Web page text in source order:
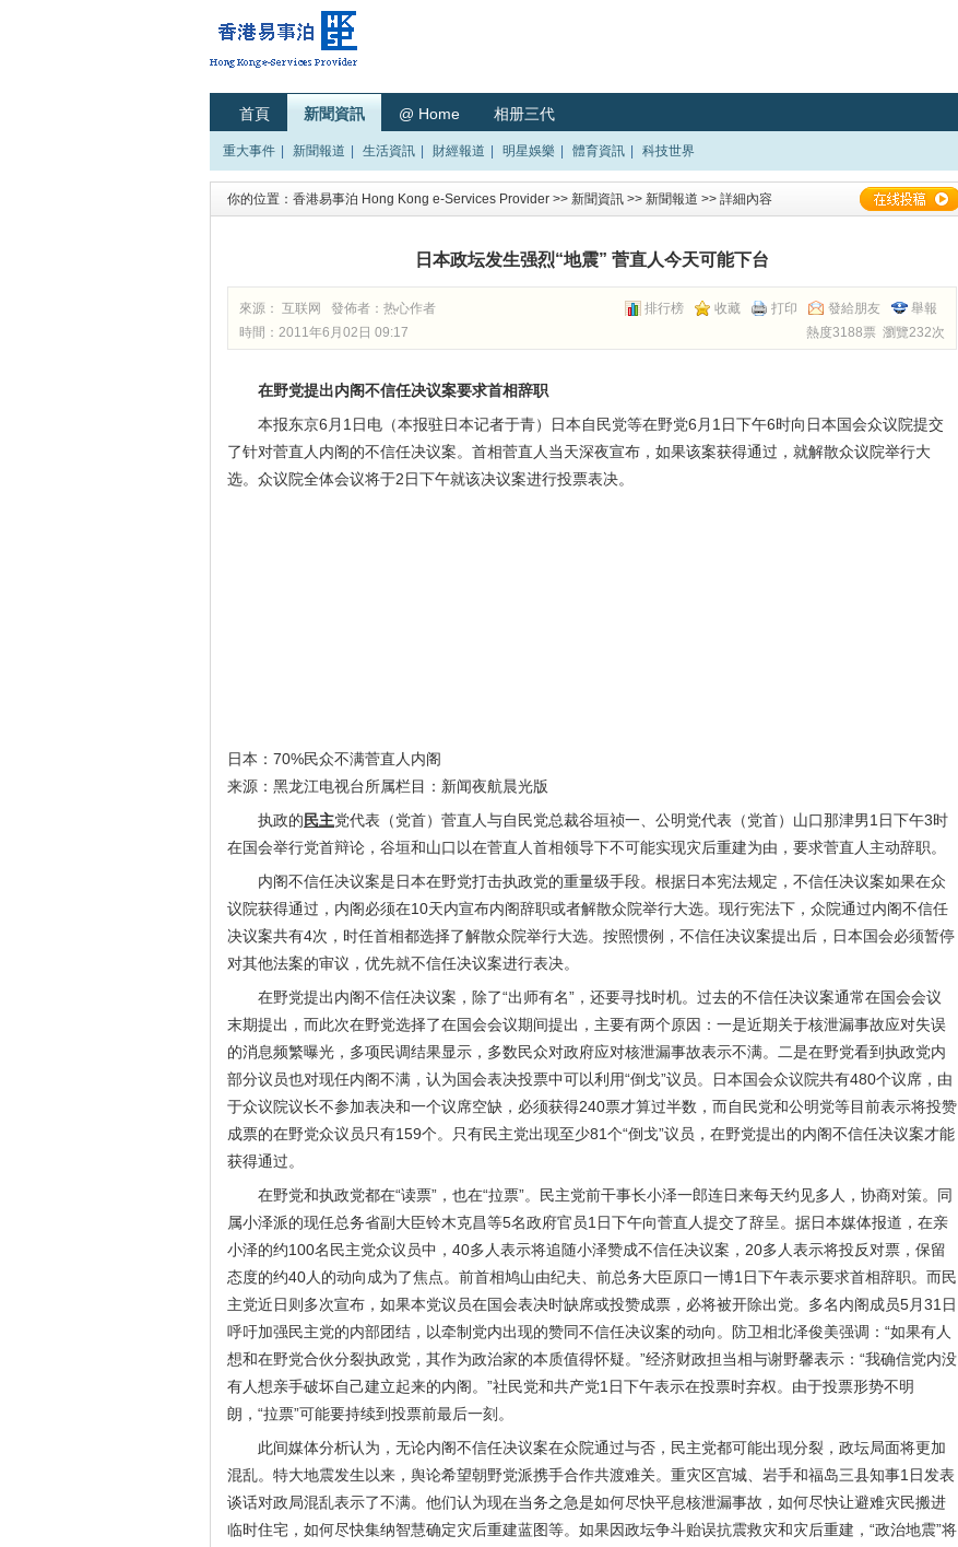
首頁 新聞資訊 @ Home 相册三代
重大事件 新聞報道 生活資訊 財經報道 明星娛樂 體育資訊 科技世界
你的位置： 香港易事泊 Hong Kong e-Services Provider >> 新聞資訊 >> 新聞報道 >> 詳細內容
日本政坛发生强烈“地震” 菅直人今天可能下台
排行榜 收藏 打印 發給朋友 舉報
來源： 互联网 發佈者： 热心作者
熱度3188票 瀏覽232次
時間：2011年6月02日 09:17
在野党提出内阁不信任决议案要求首相辞职
本报东京6月1日电（本报驻日本记者于青）日本自民党等在野党6月1日下午6时向日本国会众议院提交
了针对菅直人内阁的不信任决议案。首相菅直人当天深夜宣布，如果该案获得通过，就解散众议院举行大
选。众议院全体会议将于2日下午就该决议案进行投票表决。
日本：70%民众不满菅直人内阁
来源：黑龙江电视台所属栏目： 新闻夜航晨光版
执政的民主党代表（党首）菅直人与自民党总裁谷垣祯一、公明党代表（党首）山口那津男1日下午3时
在国会举行党首辩论，谷垣和山口以在菅直人首相领导下不可能实现灾后重建为由，要求菅直人主动辞职。
内阁不信任决议案是日本在野党打击执政党的重量级手段。根据日本宪法规定，不信任决议案如果在众
议院获得通过，内阁必须在10天内宣布内阁辞职或者解散众院举行大选。现行宪法下，众院通过内阁不信任
决议案共有4次，时任首相都选择了解散众院举行大选。按照惯例，不信任决议案提出后，日本国会必须暂停
对其他法案的审议，优先就不信任决议案进行表决。
在野党提出内阁不信任决议案，除了“出师有名”，还要寻找时机。过去的不信任决议案通常在国会会议
末期提出，而此次在野党选择了在国会会议期间提出，主要有两个原因：一是近期关于核泄漏事故应对失误
的消息频繁曝光，多项民调结果显示，多数民众对政府应对核泄漏事故表示不满。二是在野党看到执政党内
部分议员也对现任内阁不满，认为国会表决投票中可以利用“倒戈”议员。日本国会众议院共有480个议席，由
于众议院议长不参加表决和一个议席空缺，必须获得240票才算过半数，而自民党和公明党等目前表示将投赞
成票的在野党众议员只有159个。只有民主党出现至少81个“倒戈”议员，在野党提出的内阁不信任决议案才能
获得通过。
在野党和执政党都在“读票”，也在“拉票”。民主党前干事长小泽一郎连日来每天约见多人，协商对策。同
属小泽派的现任总务省副大臣铃木克昌等5名政府官员1日下午向菅直人提交了辞呈。据日本媒体报道，在亲
小泽的约100名民主党众议员中，40多人表示将追随小泽赞成不信任决议案，20多人表示将投反对票，保留
态度的约40人的动向成为了焦点。前首相鸠山由纪夫、前总务大臣原口一博1日下午表示要求首相辞职。而民
主党近日则多次宣布，如果本党议员在国会表决时缺席或投赞成票，必将被开除出党。多名内阁成员5月31日
呼吁加强民主党的内部团结，以牵制党内出现的赞同不信任决议案的动向。防卫相北泽俊美强调：“如果有人
想和在野党合伙分裂执政党，其作为政治家的本质值得怀疑。”经济财政担当相与谢野馨表示：“我确信党内没
有人想亲手破坏自己建立起来的内阁。”社民党和共产党1日下午表示在投票时弃权。由于投票形势不明
朗，“拉票”可能要持续到投票前最后一刻。
此间媒体分析认为，无论内阁不信任决议案在众院通过与否，民主党都可能出现分裂，政坛局面将更加
混乱。特大地震发生以来，舆论希望朝野党派携手合作共渡难关。重灾区宫城、岩手和福岛三县知事1日发表
谈话对政局混乱表示了不满。他们认为现在当务之急是如何尽快平息核泄漏事故，如何尽快让避难灾民搬进
临时住宅，如何尽快集纳智慧确定灾后重建蓝图等。如果因政坛争斗贻误抗震救灾和灾后重建，“政治地震”将